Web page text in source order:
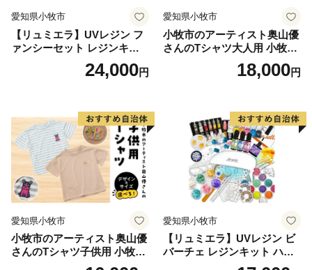
愛知県小牧市
【リュミエラ】UVレジン フ
ァンシーセット レジンキッ
ト ハンドメイド レジンクラ
フト アクセサリーキット 手
24,000円
愛知県小牧市
小牧市のアーティスト奥山優
さんのTシャツ大人用 小牧市
18,000円
愛知県小牧市
小牧市のアーティスト奥山優
さんのTシャツ子供用 小牧市
愛知県小牧市
【リュミエラ】UVレジン ビ
バーチェ レジンキット ハン
ドメイド レジンクラフト ア